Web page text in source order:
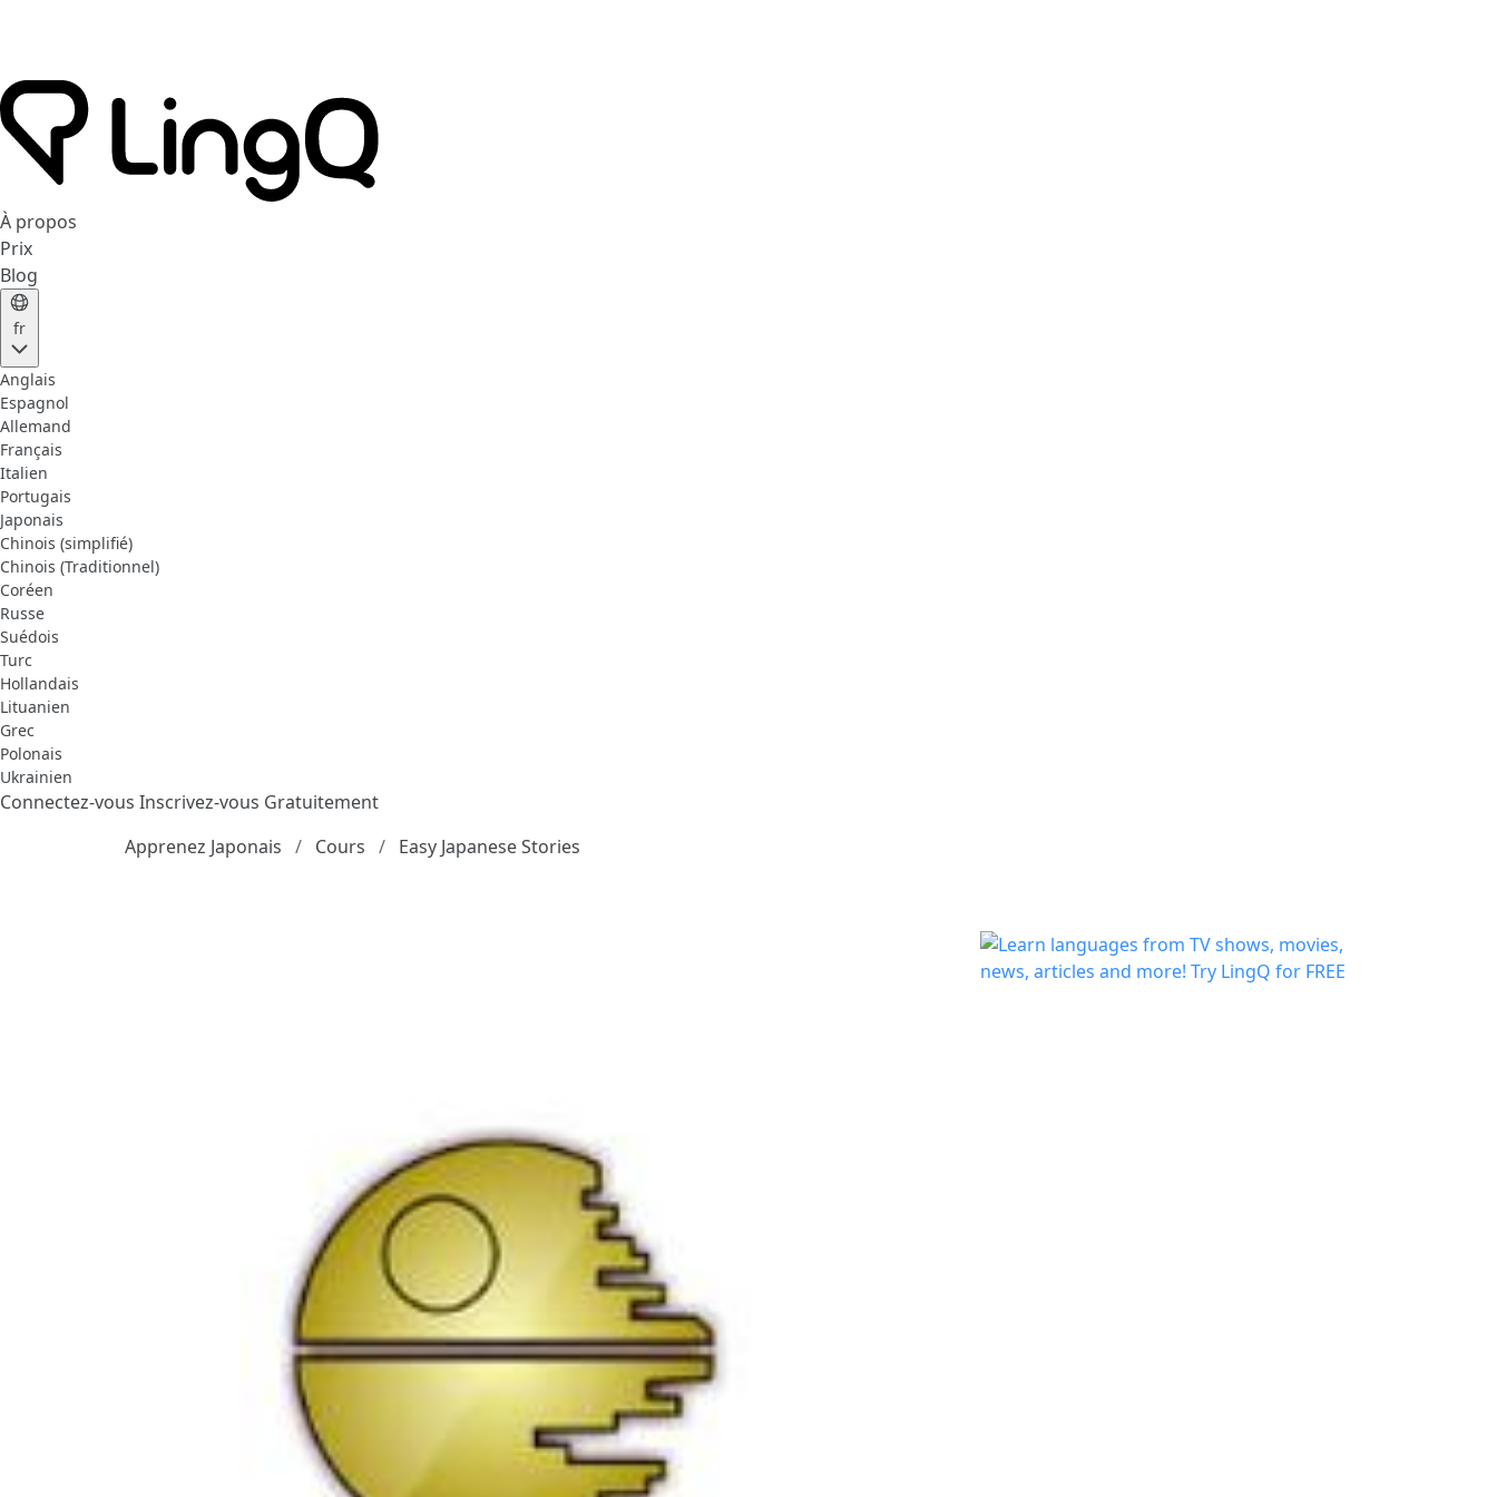
À propos
Prix
Blog
fr
Anglais
Espagnol
Allemand
Français
Italien
Portugais
Japonais
Chinois (simplifié)
Chinois (Traditionnel)
Coréen
Russe
Suédois
Turc
Hollandais
Lituanien
Grec
Polonais
Ukrainien
Connectez-vous Inscrivez-vous Gratuitement
Apprenez Japonais
Cours Easy Japanese Stories